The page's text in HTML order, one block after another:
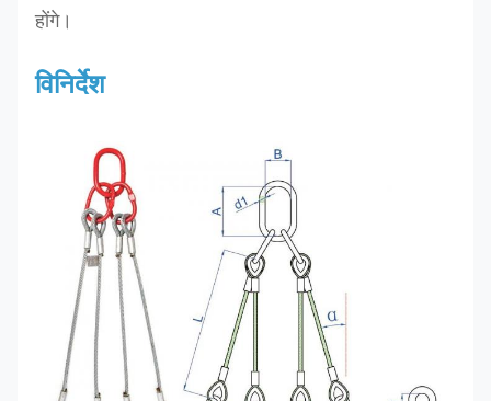
होंगे।
विनिर्देश